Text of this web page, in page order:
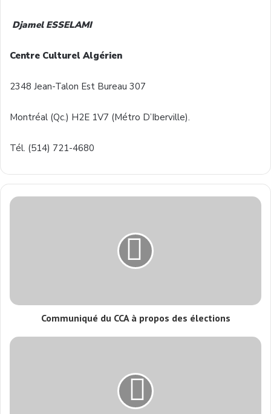
Djamel ESSELAMI
Centre Culturel Algérien
2348 Jean-Talon Est Bureau 307
Montréal (Qc.) H2E 1V7 (Métro D’Iberville).
Tél. (514) 721-4680
Communiqué du CCA à propos des élections